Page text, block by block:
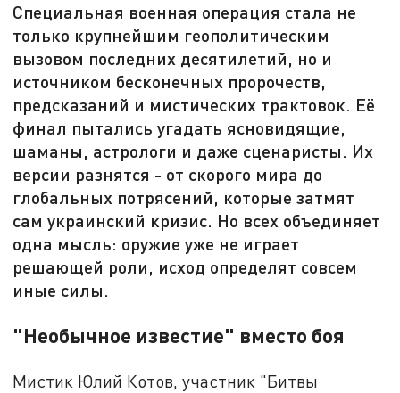
Специальная военная операция стала не
только крупнейшим геополитическим
вызовом последних десятилетий, но и
источником бесконечных пророчеств,
предсказаний и мистических трактовок. Её
финал пытались угадать ясновидящие,
шаманы, астрологи и даже сценаристы. Их
версии разнятся - от скорого мира до
глобальных потрясений, которые затмят
сам украинский кризис. Но всех объединяет
одна мысль: оружие уже не играет
решающей роли, исход определят совсем
иные силы.
"Необычное известие" вместо боя
Мистик Юлий Котов, участник "Битвы